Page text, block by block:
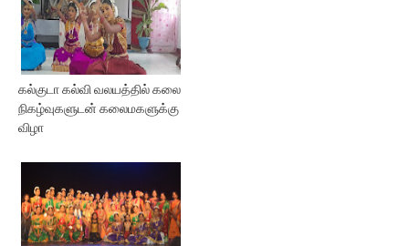
கல்குடா கல்வி வலயத்தில் கலை
நிகழ்வுகளுடன் கலைமகளுக்கு
விழா